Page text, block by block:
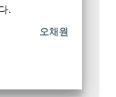
.
오채원